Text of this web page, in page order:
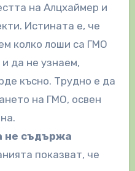
на Алцхаймер и
Истината е, че
колко лоши са ГМО
да не узнаем,
късно. Трудно е да
на ГМО, освен
не съдържа
показват, че